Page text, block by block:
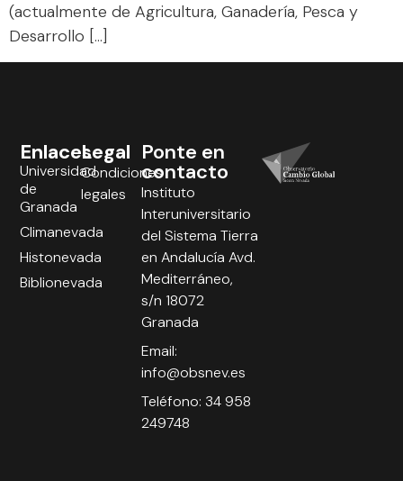
(actualmente de Agricultura, Ganadería, Pesca y
Desarrollo […]
Legal
Condiciones
legales
Enlaces
Universidad
de
Granada
Climanevada
Histonevada
Biblionevada
Ponte en
contacto
Instituto
Interuniversitario
del Sistema Tierra
en Andalucía Avd.
Mediterráneo,
s/n 18072
Granada
Email:
info@obsnev.es
Teléfono: 34 958
249748